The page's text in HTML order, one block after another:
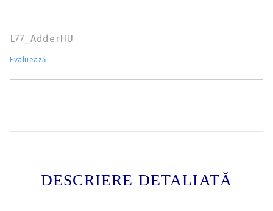
L77_AdderHU
Evaluează
DESCRIERE DETALIATĂ